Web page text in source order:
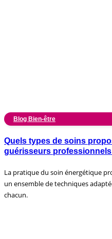
Blog Bien-être
Quels types de soins
guérisseurs
La pratique du soin énergétique
un ensemble de techniques
chacun.